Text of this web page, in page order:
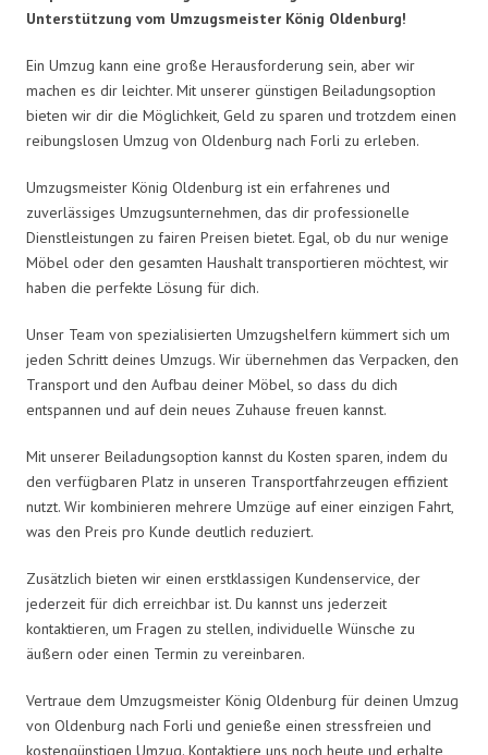
Unterstützung vom Umzugsmeister König Oldenburg!
Ein Umzug kann eine große Herausforderung sein, aber wir
machen es dir leichter. Mit unserer günstigen Beiladungsoption
bieten wir dir die Möglichkeit, Geld zu sparen und trotzdem einen
reibungslosen Umzug von Oldenburg nach Forli zu erleben.
Umzugsmeister König Oldenburg ist ein erfahrenes und
zuverlässiges Umzugsunternehmen, das dir professionelle
Dienstleistungen zu fairen Preisen bietet. Egal, ob du nur wenige
Möbel oder den gesamten Haushalt transportieren möchtest, wir
haben die perfekte Lösung für dich.
Unser Team von spezialisierten Umzugshelfern kümmert sich um
jeden Schritt deines Umzugs. Wir übernehmen das Verpacken, den
Transport und den Aufbau deiner Möbel, so dass du dich
entspannen und auf dein neues Zuhause freuen kannst.
Mit unserer Beiladungsoption kannst du Kosten sparen, indem du
den verfügbaren Platz in unseren Transportfahrzeugen effizient
nutzt. Wir kombinieren mehrere Umzüge auf einer einzigen Fahrt,
was den Preis pro Kunde deutlich reduziert.
Zusätzlich bieten wir einen erstklassigen Kundenservice, der
jederzeit für dich erreichbar ist. Du kannst uns jederzeit
kontaktieren, um Fragen zu stellen, individuelle Wünsche zu
äußern oder einen Termin zu vereinbaren.
Vertraue dem Umzugsmeister König Oldenburg für deinen Umzug
von Oldenburg nach Forli und genieße einen stressfreien und
kostengünstigen Umzug. Kontaktiere uns noch heute und erhalte